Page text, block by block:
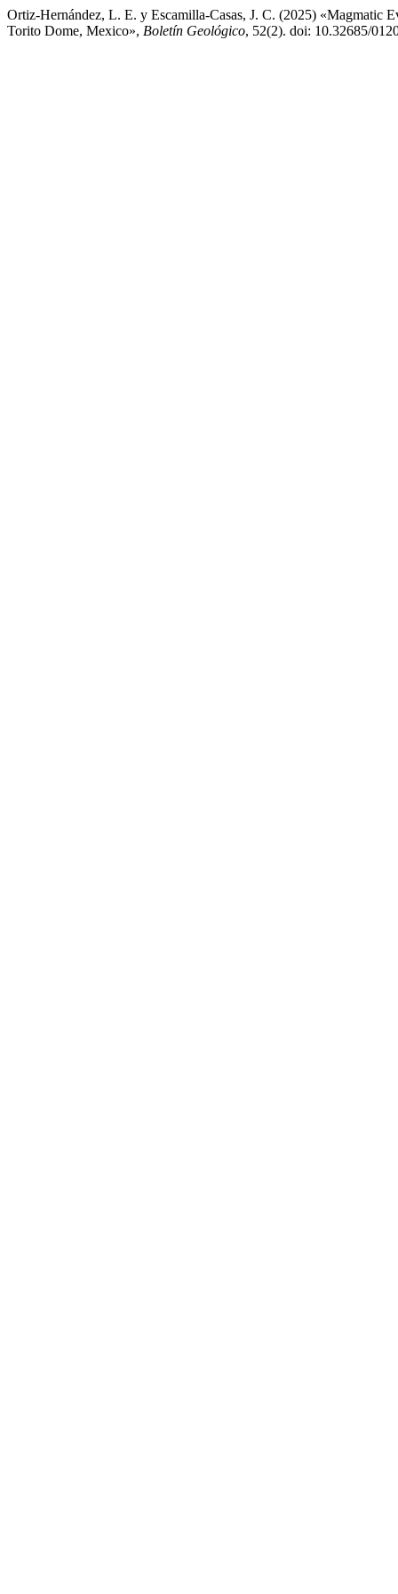
Ortiz-Hernández, L. E. y Escamilla-Casas, J. C. (2025) «Magmatic
Torito Dome, Mexico», Boletín Geológico, 52(2). doi: 10.32685/